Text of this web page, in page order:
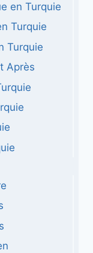
en Turquie
Turquie
Turquie
Après